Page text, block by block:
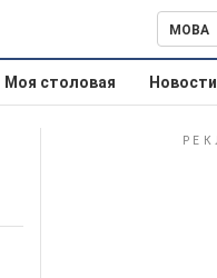
МОВА
Моя столовая Новости